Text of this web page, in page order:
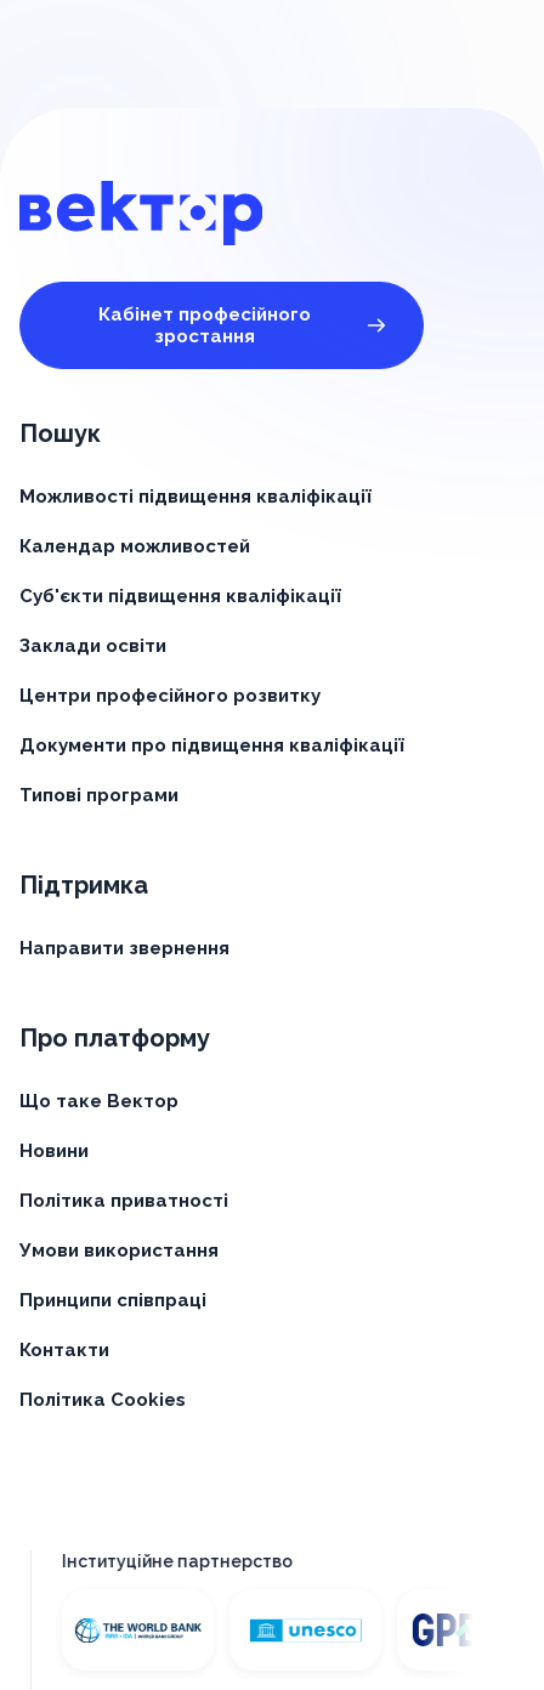
Кабінет професійного
зростання
Пошук
Можливості підвищення кваліфікації
Календар можливостей
Суб'єкти підвищення кваліфікації
Заклади освіти
Центри професійного розвитку
Документи про підвищення кваліфікації
Типові програми
Підтримка
Направити звернення
Про платформу
Що таке Вектор
Новини
Політика приватності
Умови використання
Принципи співпраці
Контакти
Політика Cookies
Інституційне партнерство